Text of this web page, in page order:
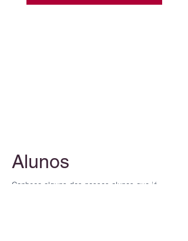
Alunos
Conheça alguns dos nossos alunos que já